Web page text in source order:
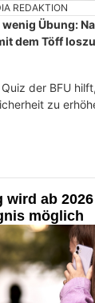
REDAKTION
Übung:
dem Töff
der BFU
zu
wird ab
möglich